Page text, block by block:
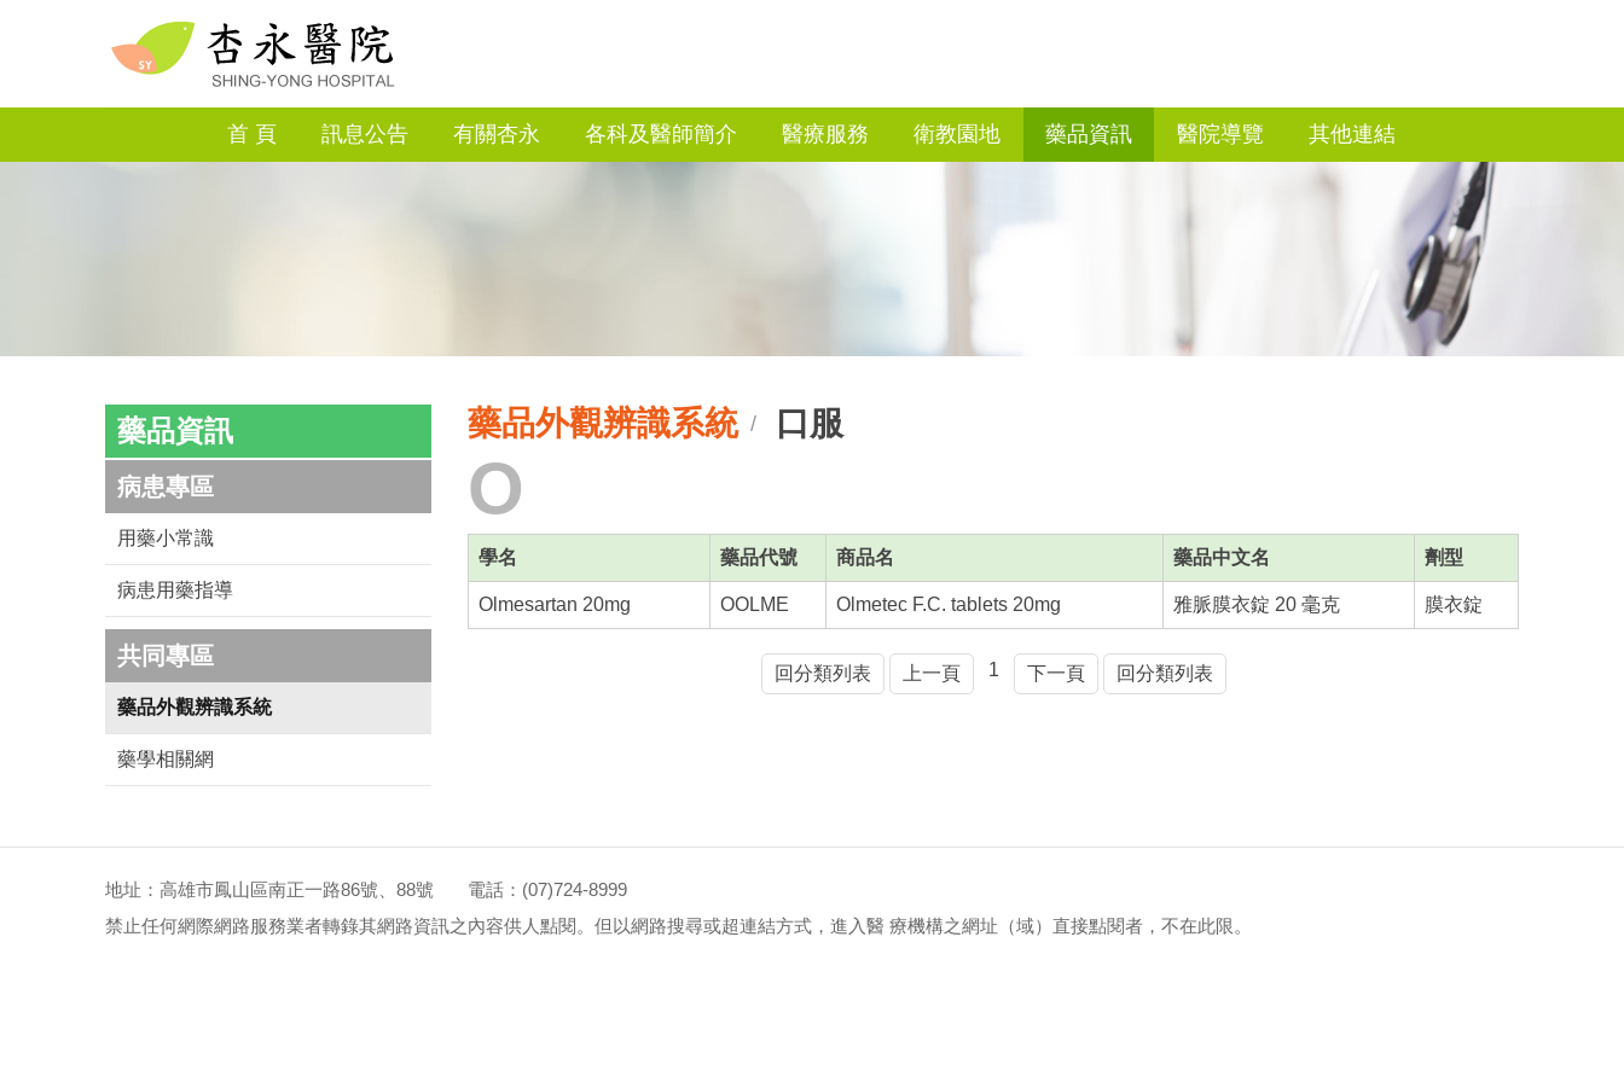
首 頁 訊息公告 有關杏永 各科及醫師簡介 醫療服務 衛教園地 藥品資訊 醫院導覽 其他連結
藥品資訊
病患專區
用藥小常識
病患用藥指導
共同專區
藥品外觀辨識系統
藥學相關網
藥品外觀辨識系統/ 口服
O
學名 藥品代號 商品名 藥品中文名 劑型
Olmesartan 20mg OOLME Olmetec F.C. tablets 20mg 雅脈膜衣錠 20 毫克 膜衣錠
回分類列表 上一頁 1 下一頁 回分類列表
地址：高雄市鳳山區南正一路86號、88號 電話：(07)724-8999
禁止任何網際網路服務業者轉錄其網路資訊之內容供人點閱。但以網路搜尋或超連結方式，進入醫 療機構之網址（域）直接點閱者，不在此限。